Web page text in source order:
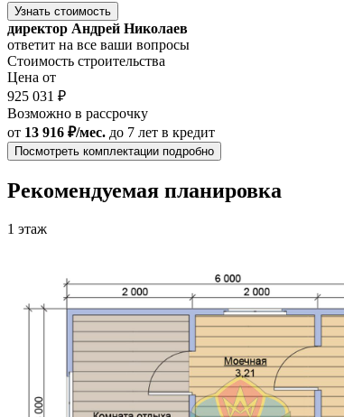
Узнать стоимость
директор Андрей Николаев
ответит на все ваши вопросы
Стоимость строительства
Цена от
925 031 ₽
Возможно в рассрочку
от 13 916 ₽/мес. до 7 лет в кредит
Посмотреть комплектации подробно
Рекомендуемая планировка
1 этаж